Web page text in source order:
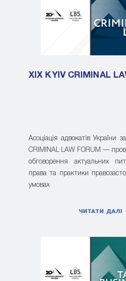
XIX KYIV CRIMINAL
Асоціація адвокатів України
CRIMINAL LAW FORUM —
обговорення актуальних
права та практики
умовах
ЧИТАТИ ДАЛІ